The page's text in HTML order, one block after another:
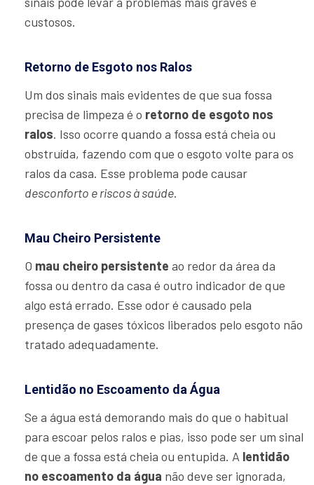
custosos.
Retorno de Esgoto nos Ralos
Um dos sinais mais evidentes de que sua fossa
precisa de limpeza é o retorno de esgoto nos
ralos. Isso ocorre quando a fossa está cheia ou
obstruída, fazendo com que o esgoto volte para os
ralos da casa. Esse problema pode causar
desconforto e riscos à saúde.
Mau Cheiro Persistente
O mau cheiro persistente ao redor da área da
fossa ou dentro da casa é outro indicador de que
algo está errado. Esse odor é causado pela
presença de gases tóxicos liberados pelo esgoto não
tratado adequadamente.
Lentidão no Escoamento da Água
Se a água está demorando mais do que o habitual
para escoar pelos ralos e pias, isso pode ser um sinal
de que a fossa está cheia ou entupida. A lentidão
no escoamento da água não deve ser ignorada,